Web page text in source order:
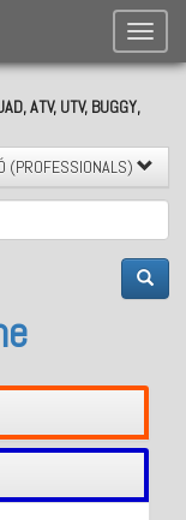
Toggle
ATV, UTV, BUGGY,
(PROFESSIONALS)